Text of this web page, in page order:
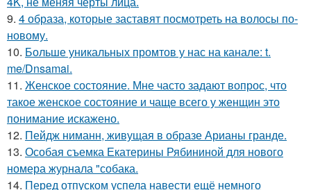
9. 4 образа, которые заставят посмотреть на волосы по-
новому.
10. Больше уникальных промтов у нас на канале: t.
me/Dnsamai.
11. Женское состояние. Мне часто задают вопрос, что
такое женское состояние и чаще всего у женщин это
понимание искажено.
12. Пейдж ниманн, живущая в образе Арианы гранде.
13. Особая съемка Екатерины Рябининой для нового
номера журнала "собака.
14. Перед отпуском успела навести ещё немного